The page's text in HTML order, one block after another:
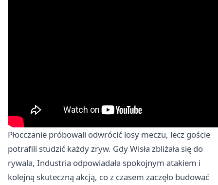
Płocczanie próbowali odwrócić losy meczu, lecz goście
potrafili studzić każdy zryw. Gdy Wisła zbliżała się do
rywala, Industria odpowiadała spokojnym atakiem i
kolejną skuteczną akcją, co z czasem zaczęło budować